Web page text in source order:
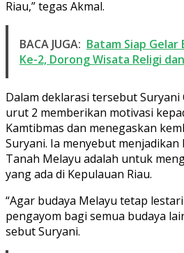
Riau,” tegas Akmal.
BACA JUGA: Batam Siap
Ke-2, Dorong Wisata Religi
Dalam deklarasi tersebut
urut 2 memberikan motivasi
Kamtibmas dan menegaskan
Suryani. Ia menyebut menjadikan
Tanah Melayu adalah untuk
yang ada di Kepulauan Riau.
“Agar budaya Melayu tetap
pengayom bagi semua budaya
sebut Suryani.